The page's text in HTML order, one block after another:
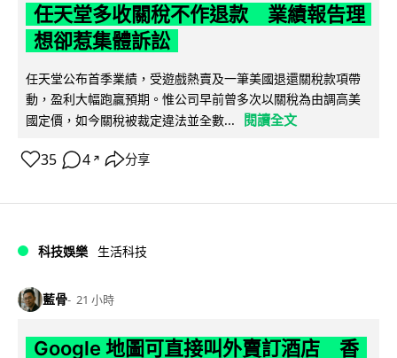
任天堂多收關稅不作退款 業績報告理
想卻惹集體訴訟
任天堂公布首季業績，受遊戲熱賣及一筆美國退還關稅款項帶
動，盈利大幅跑贏預期。惟公司早前曾多次以關稅為由調高美
國定價，如今關稅被裁定違法並全數...
閱讀全文
35 4 ↗ 分享
科技娛樂 生活科技
藍骨 21 小時
Google 地圖可直接叫外賣訂酒店 香